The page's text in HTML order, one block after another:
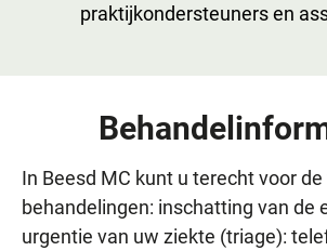
praktijkondersteuners en
In Beesd MC kunt u terecht voor
behandelingen: inschatting van de
urgentie van uw ziekte (triage):